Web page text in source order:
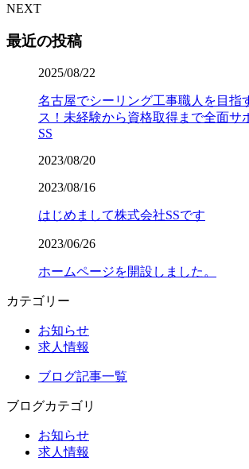
NEXT
最近の投稿
2025/08/22
名古屋でシーリング工事職人を目指
ス！未経験から資格取得まで全面サ
SS
2023/08/20
2023/08/16
はじめまして株式会社SSです
2023/06/26
ホームページを開設しました。
カテゴリー
お知らせ
求人情報
ブログ記事一覧
ブログカテゴリ
お知らせ
求人情報